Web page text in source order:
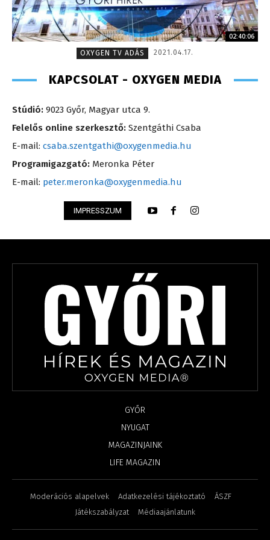
02:40:06
OXYGEN TV ADÁS
2021.04.17.
KAPCSOLAT - OXYGEN MEDIA
Stúdió: 9023 Győr, Magyar utca 9.
Felelős online szerkesztő: Szentgáthi Csaba
E-mail: csaba.szentgathi@oxygenmedia.hu
Programigazgató: Meronka Péter
E-mail: peter.meronka@oxygenmedia.hu
IMPRESSZUM
GYŐR
NYUGAT
MAGAZINJAINK
LIFE MAGAZIN
Moderációs alapelvek Adatkezelési tájékoztató
ÁSZF
Játékszabályzat
Médiaajánlatunk